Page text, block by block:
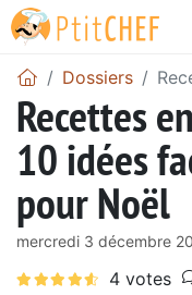
Dossiers
Recettes
10 idées
pour Noël
mercredi 3 décembre